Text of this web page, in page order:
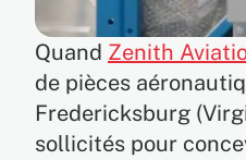
Quand Zenith
de pièces
Fredericksburg
sollicités pour